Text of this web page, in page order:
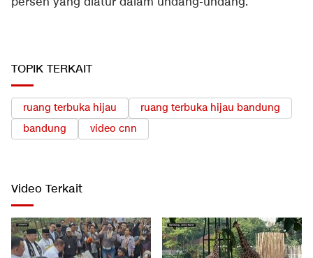
TOPIK TERKAIT
ruang terbuka hijau
ruang terbuka hijau bandung
bandung
video cnn
Video Terkait